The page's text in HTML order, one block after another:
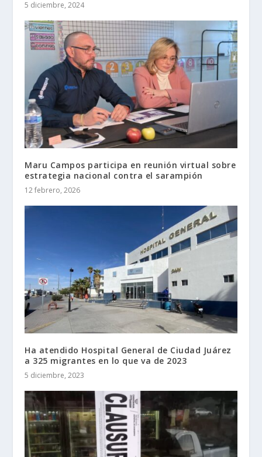
5 diciembre, 2024
Maru Campos participa en reunión virtual sobre
estrategia nacional contra el sarampión
12 febrero, 2026
Ha atendido Hospital General de Ciudad Juárez
a 325 migrantes en lo que va de 2023
5 diciembre, 2023